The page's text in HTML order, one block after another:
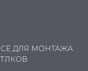
ДЛЯ МОНТАЖА